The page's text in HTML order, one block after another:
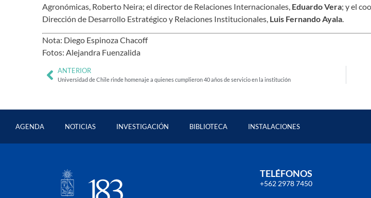
Agronómicas, Roberto Neira; el director de Relaciones Internacionales, Eduardo Vera; y el
Dirección de Desarrollo Estratégico y Relaciones Institucionales, Luis Fernando Ayala.
Nota: Diego Espinoza Chacoff
Fotos: Alejandra Fuenzalida
ANTERIOR
Universidad de Chile rinde homenaje a quienes cumplieron 40 años de servicio en la institución
AGENDA NOTICIAS INVESTIGACIÓN BIBLIOTECA INSTALACIONES
TELÉFONOS
+562 2978 7450